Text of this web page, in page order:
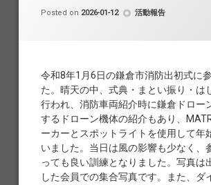
Posted on 2026-01-12
Updated on
by鎌倉ドローン協会
カテゴリー:
活動報告
令和8年1月6日の鎌倉市消防出初式に
た。晴天の中、式典・まとい振り・は
行われ、消防車両紹介時に鎌倉ドロー
するドローン機体の紹介もあり、
ーカーとスポットライトを使用して年
いました。当日は風の影響も少なく、
っても良い訓練となりました。写真は
した会員での集合写真です。また、ダ